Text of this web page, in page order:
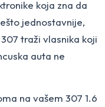
koja zna da
jednostavnije,
traži vlasnika koji
auta ne
na vašem 307 1.6